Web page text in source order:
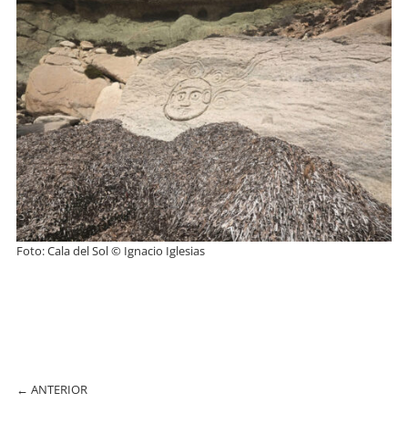
Foto: Cala del Sol © Ignacio Iglesias
← ANTERIOR